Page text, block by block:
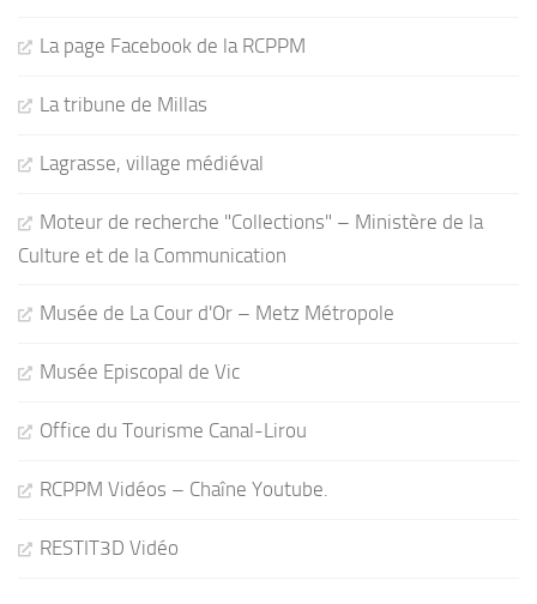
La page Facebook de la RCPPM
La tribune de Millas
Lagrasse, village médiéval
Moteur de recherche "Collections" – Ministère de la
Culture et de la Communication
Musée de La Cour d'Or – Metz Métropole
Musée Episcopal de Vic
Office du Tourisme Canal-Lirou
RCPPM Vidéos – Chaîne Youtube.
RESTIT3D Vidéo